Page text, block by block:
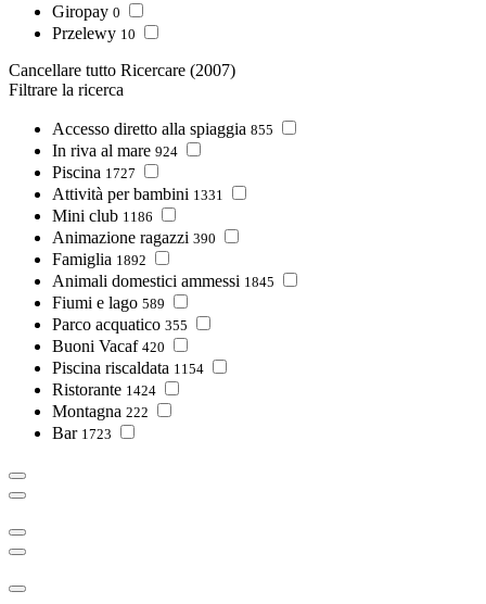
Giropay 0
Przelewy 10
Cancellare tutto Ricercare (2007)
Filtrare la ricerca
Accesso diretto alla spiaggia 855
In riva al mare 924
Piscina 1727
Attività per bambini 1331
Mini club 1186
Animazione ragazzi 390
Famiglia 1892
Animali domestici ammessi 1845
Fiumi e lago 589
Parco acquatico 355
Buoni Vacaf 420
Piscina riscaldata 1154
Ristorante 1424
Montagna 222
Bar 1723